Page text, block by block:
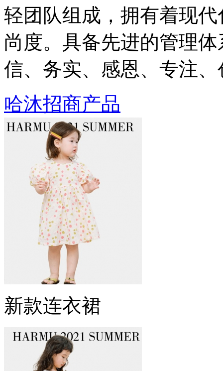
轻团队组成，拥有着现
尚度。具备先进的管理
信、务实、感恩、专注
哈沐招商产品
新款连衣裙